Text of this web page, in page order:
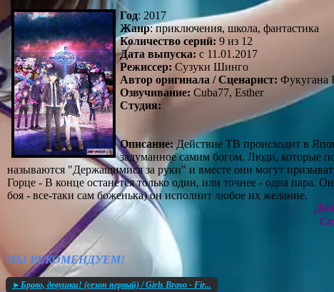
Год: 2017
Жанр: приключения, школа, фантастика
Количество серий: 9 из 12
Дата выпуска: c 11.01.2017
Режиссер: Cузуки Шинго
Автор оригинала / Сценарист: Фукугана
Озвучивание: Cuba77, Esther
Студия:
Описание: Действие ТВ происходит в
задуманное самим богом. Люди, которые
называются "Держащимися за руки" и вместе они могут
Горце - В конце останется только один, или точнее - одна пара.
боя - все-таки сам боженька) он исполнит любое их желание.
МЫ РЕКОМЕНДУЕМ!
►Браво, девушки! (сезон первый) / Girls Bravo - Fir...